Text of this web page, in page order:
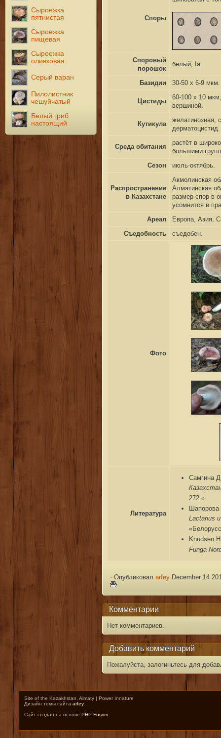
Сыроежка
пятнистая
Сыроежка
пищевая
Сыроежка
оливковая
Серый варан
Пилолистник
чешуйчатый
Белый гриб
настоящий
Споры
Споровый
порошок
белый, Ia.
Базидии 30-50 x 6-9 мкм.
Цистиды
60-100 x 10
вершиной.
Кутикула
желатинозная,
дерматоцистид.
Среда обитания
растёт в
большими
Сезон
июль-октябрь.
Распространение
в Казахстане
Акмолинская
Алматинская
размер спор в
усомнится в
Ареал
Европа, Азия,
Съедобность
съедобен.
Фото
Литература
Самгина
272 с.
Lactarius
Knudsen
Funga
· Опубликовалarfey December 14
Комментарии
Нет комментариев.
Добавить комментарий
Пожалуйста, залогиньтесь для
Site of the Kazakhstan, Almaty | Power Innature
Дизайн темы сайта arfey
Сайт создан на основе PHP-Fusion